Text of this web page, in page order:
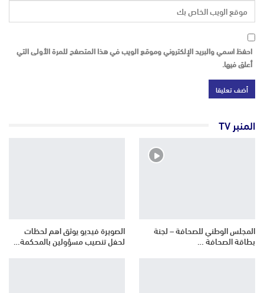
احفظ اسمي والبريد الإلكتروني وموقع الويب في هذا المتصفح للمرة الأولى التي
أعلق فيها.
المنبر TV
المجلس الوطني للصحافة – لجنة
بطاقة الصحافة …
الصويرة فيديو يوثق اهم لحظات
لحفل تنصيب مسؤولين بالمحكمة…